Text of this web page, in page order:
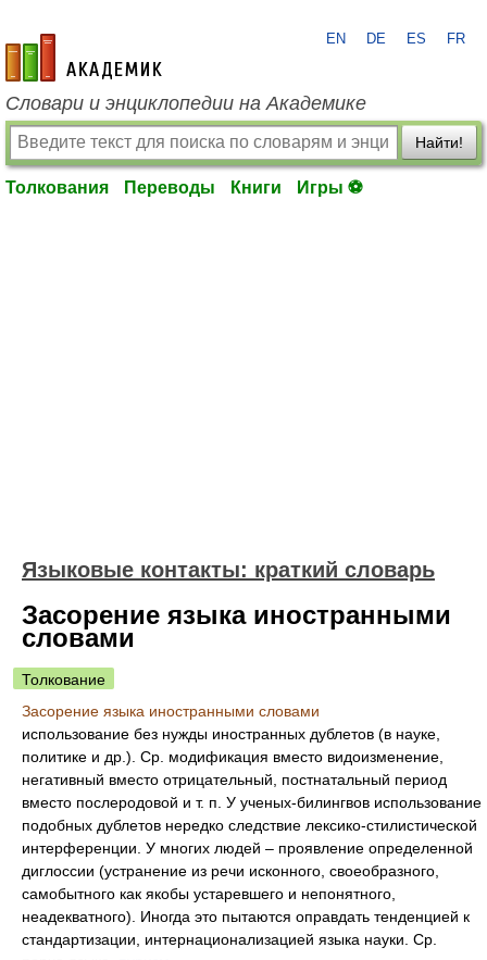
academic.ru
EN DE ES FR
Словари и энциклопедии на Академике
Найти!
Толкования Переводы Книги Игры ⚽
Языковые контакты: краткий словарь
Засорение языка иностранными
словами
Толкование
Засорение языка иностранными словами
использование без нужды иностранных дублетов (в науке,
политике и др.). Ср. модификация вместо видоизменение,
негативный вместо отрицательный, постнатальный период
вместо послеродовой и т. п. У ученых-билингвов использование
подобных дублетов нередко следствие лексико-стилистической
интерференции. У многих людей – проявление определенной
диглоссии (устранение из речи исконного, своеобразного,
самобытного как якобы устаревшего и непонятного,
неадекватного). Иногда это пытаются оправдать тенденцией к
стандартизации, интернационализацией языка науки. Ср.